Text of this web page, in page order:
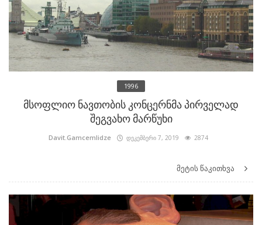
1996
მსოფლიო ნავთობის კონცერნმა პირველად
შეგვახო მარწუხი
Davit.Gamcemlidze დეკემბერი 7, 2019 2874
მეტის წაკითხვა